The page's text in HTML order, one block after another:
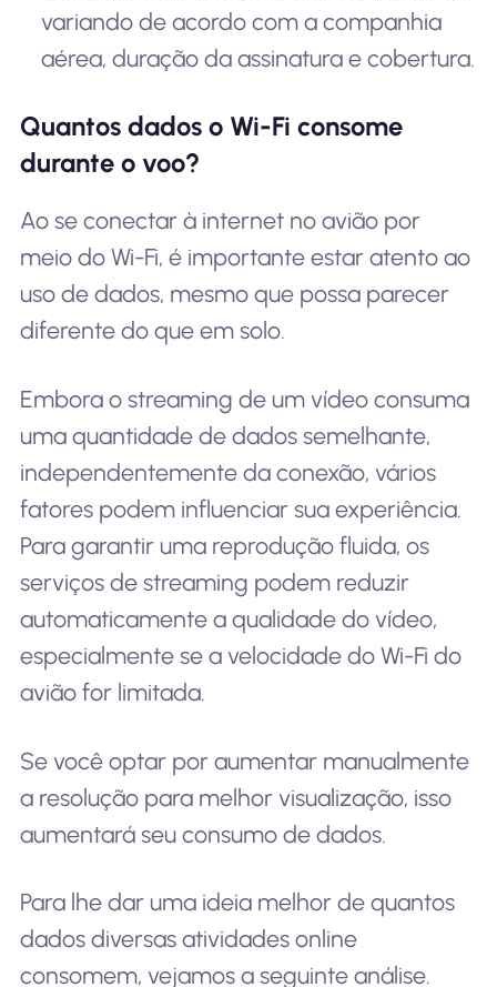
variando de acordo com a companhia
aérea, duração da assinatura e cobertura.
Quantos dados o Wi-Fi consome
durante o voo?
Ao se conectar à internet no avião por
meio do Wi-Fi, é importante estar atento ao
uso de dados, mesmo que possa parecer
diferente do que em solo.
Embora o streaming de um vídeo consuma
uma quantidade de dados semelhante,
independentemente da conexão, vários
fatores podem influenciar sua experiência.
Para garantir uma reprodução fluida, os
serviços de streaming podem reduzir
automaticamente a qualidade do vídeo,
especialmente se a velocidade do Wi-Fi do
avião for limitada.
Se você optar por aumentar manualmente
a resolução para melhor visualização, isso
aumentará seu consumo de dados.
Para lhe dar uma ideia melhor de quantos
dados diversas atividades online
consomem, vejamos a seguinte análise.